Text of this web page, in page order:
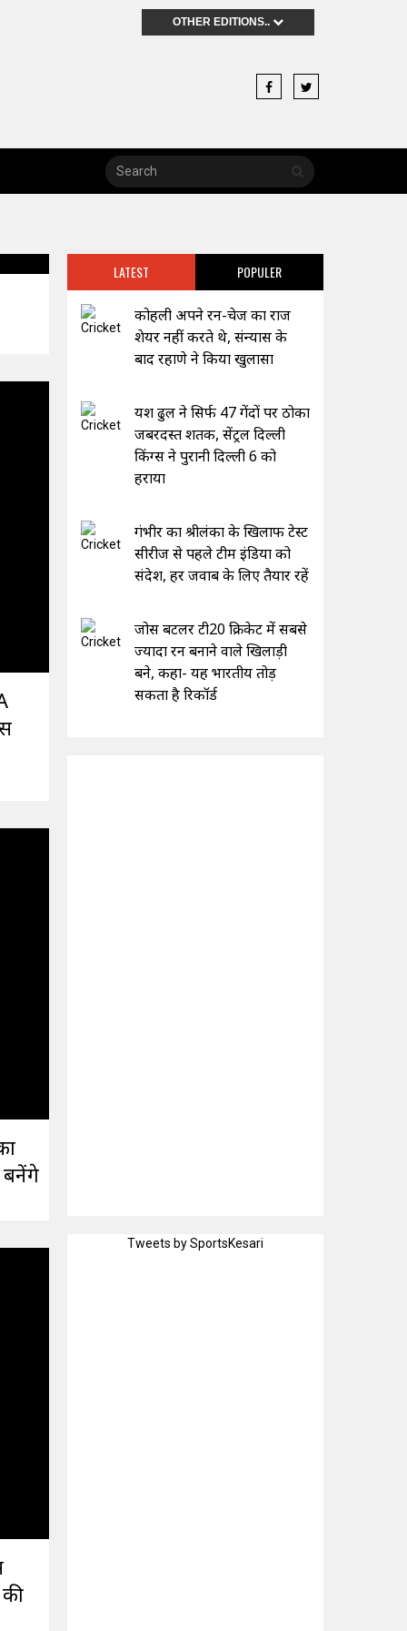
OTHER EDITIONS..
बनेंगे
LATEST POPULER
कोहली अपने रन-चेज का राज
शेयर नहीं करते थे, संन्यास के
बाद रहाणे ने किया खुलासा
यश ढुल ने सिर्फ 47 गेंदों पर ठोका
जबरदस्त शतक, सेंट्रल दिल्ली
किंग्स ने पुरानी दिल्ली 6 को
हराया
गंभीर का श्रीलंका के खिलाफ टेस्ट
सीरीज से पहले टीम इंडिया को
संदेश, हर जवाब के लिए तैयार रहें
जोस बटलर टी20 क्रिकेट में सबसे
ज्यादा रन बनाने वाले खिलाड़ी
बने, कहा- यह भारतीय तोड़
सकता है रिकॉर्ड
Tweets by SportsKesari